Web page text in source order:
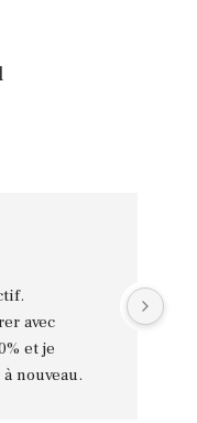
avec
et je
nouveau.